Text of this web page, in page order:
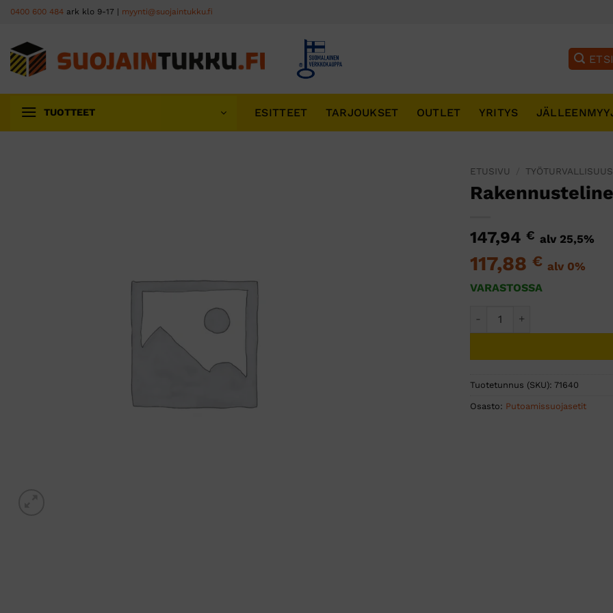
Skip
content
0400 600 484 ark klo 9-17 | myynti@suojaintukku.fi
TUOTTEET ESITTEET TARJOUKSET OUTLET YRITYS
ETUSIVU TYÖTURVALLISUUS
147,94 € alv 25,5%
117,88 € alv 0%
VARASTOSSA
Tuotetunnus (SKU): 71640
Osasto: Putoamissuojasetit